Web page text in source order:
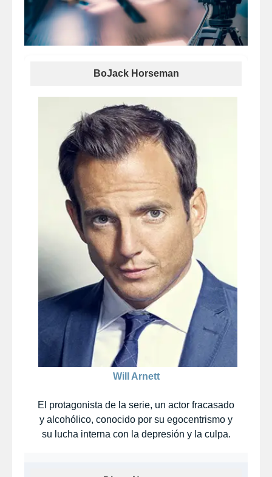
BoJack Horseman
Will Arnett
El protagonista de la serie, un actor fracasado
y alcohólico, conocido por su egocentrismo y
su lucha interna con la depresión y la culpa.